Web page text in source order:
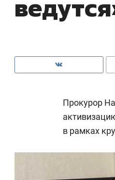
Прокурор
в рамках
Рекомендуем
Оставить шум за
строят тишину в